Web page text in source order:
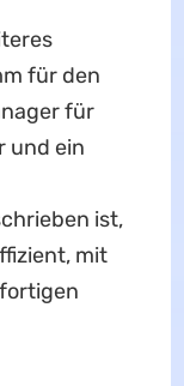
für den
für
und ein
ist,
mit